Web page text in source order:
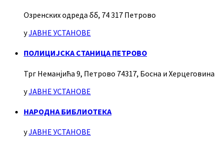
Озренских одреда бб, 74 317 Петрово
уЈАВНЕ УСТАНОВЕ
ПОЛИЦИЈСКА СТАНИЦА ПЕТРОВО
Трг Неманјића 9, Петрово 74317, Босна и Херцеговина
уЈАВНЕ УСТАНОВЕ
НАРОДНА БИБЛИОТЕКА
уЈАВНЕ УСТАНОВЕ